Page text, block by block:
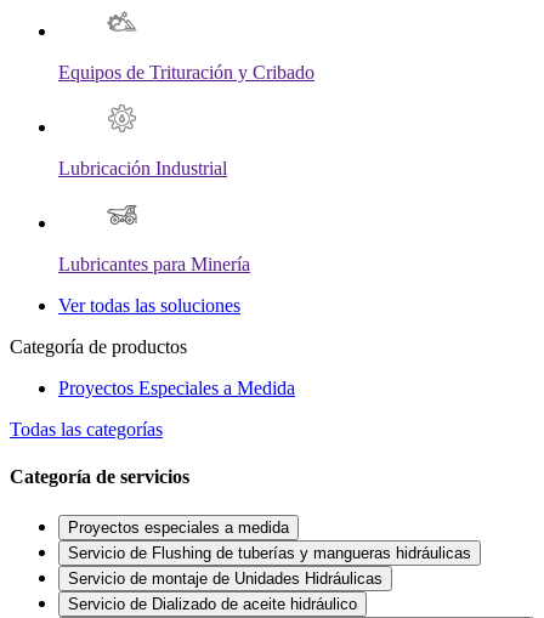
Equipos de Trituración y Cribado
Lubricación Industrial
Lubricantes para Minería
Ver todas las soluciones
Categoría de productos
Proyectos Especiales a Medida
Todas las categorías
Categoría de servicios
Proyectos especiales a medida
Servicio de Flushing de tuberías y mangueras hidráulicas
Servicio de montaje de Unidades Hidráulicas
Servicio de Dializado de aceite hidráulico